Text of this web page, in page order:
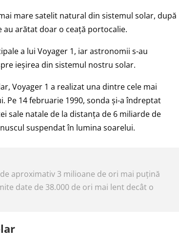
mare satelit natural din sistemul solar, după
au arătat doar o ceață portocalie.
a lui Voyager 1, iar astronomii s-au
ieșirea din sistemul nostru solar.
Voyager 1 a realizat una dintre cele mai
14 februarie 1990, sonda și-a îndreptat
sale natale de la distanța de 6 miliarde de
suspendat în lumina soarelui.
aproximativ 3 milioane de ori mai puțină
date de 38.000 de ori mai lent decât o